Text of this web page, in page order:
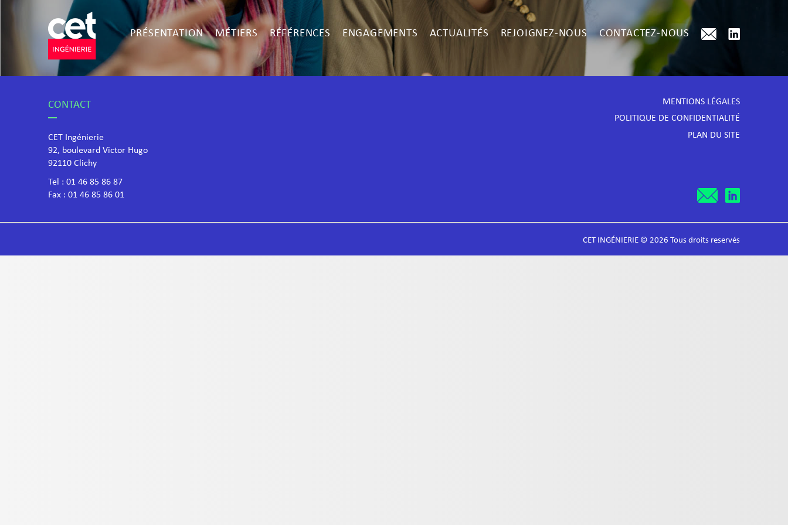
PRÉSENTATION MÉTIERS RÉFÉRENCES ENGAGEMENTS ACTUALITÉS REJOIGNEZ-NOUS CONTACTEZ-NOUS
CONTACT
CET Ingénierie
92, boulevard Victor Hugo
​92110 Clichy
Tel : 01 46 85 86 87
Fax : 01 46 85 86 01
MENTIONS LÉGALES
POLITIQUE DE CONFIDENTIALITÉ
PLAN DU SITE
CET INGÉNIERIE © 2026 Tous droits reservés